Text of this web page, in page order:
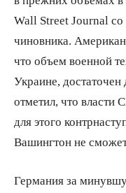
Wall Street Journal со
чиновника.
что объем военной
Украине, достаточен
отметил, что власти
для этого
Вашингтон не
Германия за